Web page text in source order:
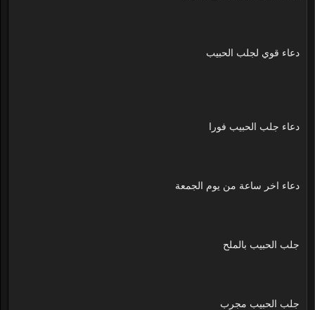
دعاء قوي لجلب الحبيب
دعاء جلب الحبيب فورا
دعاء اخر ساعة من يوم الجمعة
جلب الحبيب بالملح
جلب الحبيب مجرب